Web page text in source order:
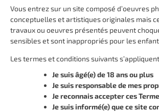
Vous entrez sur un site composé d’oeuvres
conceptuelles et artistiques originales mais
travaux ou oeuvres présentés peuvent
sensibles et sont inappropriés pour les
Les termes et conditions suivants
Je suis âgé(e) de 18 ans ou plus
Je suis responsable de mes
Je reconnais accepter ces
Je suis informé(e) que ce site